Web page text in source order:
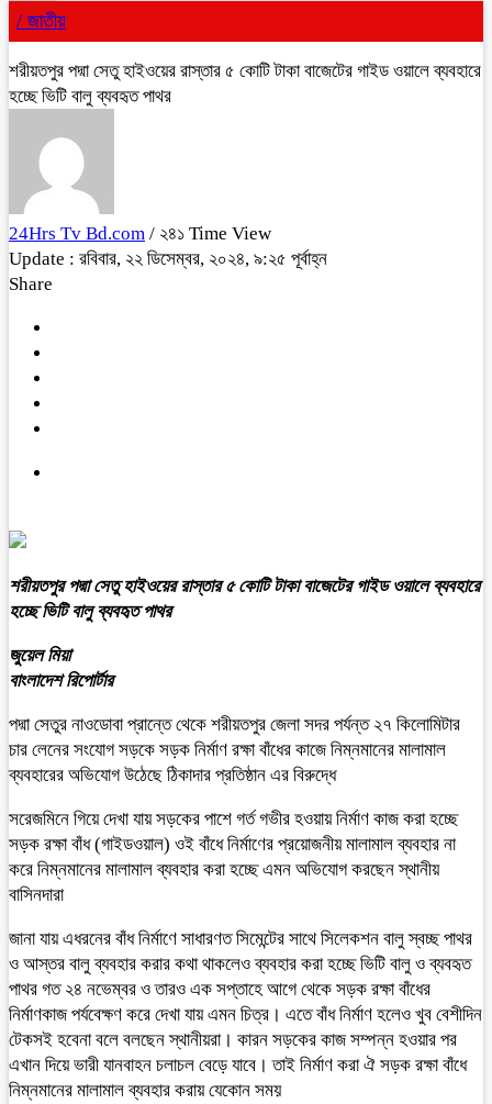
/ জাতীয়
শরীয়তপুর পদ্মা সেতু হাইওয়ের রাস্তার ৫ কোটি টাকা বাজেটের গাইড ওয়ালে ব্যবহারে
হচ্ছে ভিটি বালু ব্যবহৃত পাথর
24Hrs Tv Bd.com / ২৪১ Time View
Update : রবিবার, ২২ ডিসেম্বর, ২০২৪, ৯:২৫ পূর্বাহ্ন
Share
শরীয়তপুর পদ্মা সেতু হাইওয়ের রাস্তার ৫ কোটি টাকা বাজেটের গাইড ওয়ালে ব্যবহারে
হচ্ছে ভিটি বালু ব্যবহৃত পাথর
জুয়েল মিয়া
বাংলাদেশ রিপোর্টার
পদ্মা সেতুর নাওডোবা প্রান্তে থেকে শরীয়তপুর জেলা সদর পর্যন্ত ২৭ কিলোমিটার
চার লেনের সংযোগ সড়কে সড়ক নির্মাণ রক্ষা বাঁধের কাজে নিম্নমানের মালামাল
ব্যবহারের অভিযোগ উঠেছে ঠিকাদার প্রতিষ্ঠান এর বিরুদ্ধে
সরেজমিনে গিয়ে দেখা যায় সড়কের পাশে গর্ত গভীর হওয়ায় নির্মাণ কাজ করা হচ্ছে
সড়ক রক্ষা বাঁধ (গাইডওয়াল) ওই বাঁধে নির্মাণের প্রয়োজনীয় মালামাল ব্যবহার না
করে নিম্নমানের মালামাল ব্যবহার করা হচ্ছে এমন অভিযোগ করছেন স্থানীয়
বাসিনদারা
জানা যায় এধরনের বাঁধ নির্মাণে সাধারণত সিমেন্টের সাথে সিলেকশন বালু স্বচ্ছ পাথর
ও আস্তর বালু ব্যবহার করার কথা থাকলেও ব্যবহার করা হচ্ছে ভিটি বালু ও ব্যবহৃত
পাথর গত ২৪ নভেম্বর ও তারও এক সপ্তাহে আগে থেকে সড়ক রক্ষা বাঁধের
নির্মাণকাজ পর্যবেক্ষণ করে দেখা যায় এমন চিত্র। এতে বাঁধ নির্মাণ হলেও খুব বেশীদিন
টেকসই হবেনা বলে বলছেন স্থানীয়রা। কারন সড়কের কাজ সম্পন্ন হওয়ার পর
এখান দিয়ে ভারী যানবাহন চলাচল বেড়ে যাবে। তাই নির্মাণ করা ঐ সড়ক রক্ষা বাঁধে
নিম্নমানের মালামাল ব্যবহার করায় যেকোন সময়